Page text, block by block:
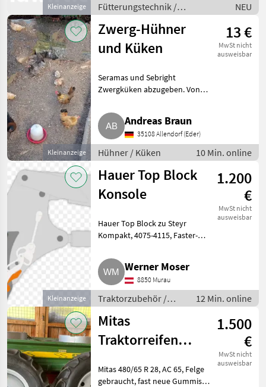
Sonstiges
Forsttechnik
3.657
PKW / LKW / Moped
2.270
Futtermittel
1.622
Alle 11
anzeigen
MARKEN
Steyr
Pöttinger
Fendt
John
Deere
Claas
Massey
Ferguson
New
Holland
Kleinanzeige
Fütterungstechnik /
Mahlen/Mischen/Musen
NEU
Kleinanzeige
Zwerg-Hühner
und Küken
13 €
MwSt nicht
ausweisbar
Seramas und Sebright
Zwergküken abzugeben. Von
sind gesund. Die kleinen € 10, -
je Küken, die großen € 13, -
Schutzgebühr. Die Tiere werde
Andreas Braun
35108 Allendorf (Eder)
Hühner / Küken 10 Min. online
Kleinanzeige
Hauer Top Block
Konsole
1.200
€
MwSt nicht
ausweisbar
Hauer Top Block zu Steyr
Kompakt, 4075-4115, Faster-
Hinterachsanstrebung,
Schrauben, Leitungen.
Neuwertiger Zustand.
Traktorzubehör Sonstiges
Traktorzubeh
Werner Moser
8850 Murau
Traktorzubehör /
Sonstiges
Traktorzubehör
12 Min. online
Mitas
Traktorreifen
1.500
€
MwSt nicht
ausweisbar
Mitas 480/65 R 28, AC 65, Felge
gebraucht, fast neue Gummis,